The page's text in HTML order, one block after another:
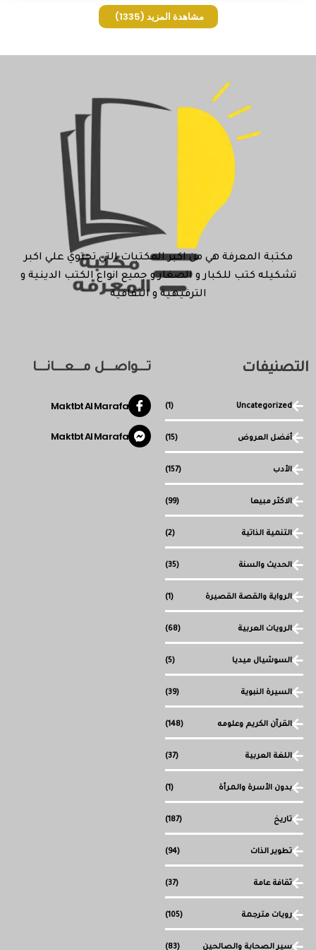
مشاهدة المزيد (1335)
مكتبة المعرفة هي من اكبر المكتبات التي تحتوي علي اكبر
تشكيله كتب للكبار و الصغار و جميع انواع الكتب الدينية و
الترفيهية و الثقافية
التصنيفات
Uncategorized
(1)
أفضل العروض (15)
الأدب (157)
الاكثر مبيعا (99)
التنمية الذاتية (2)
الحديث والسنة (35)
الرواية والقصة القصيرة (1)
الرويات العربية (68)
السوشيال ميديا (5)
السيرة النبوية (39)
القرآن الكريم وعلومه (148)
اللغة العربية (37)
بدون الأسرة والمرأة (1)
تاريخ (187)
تطوير الذات (94)
ثقافة عامة (37)
رويات مترجمة (105)
سير الصحابة والصالحين (83)
تـــواصـــل مـــعـــانـــا
Maktbt Al Marafa
Maktbt Al Marafa